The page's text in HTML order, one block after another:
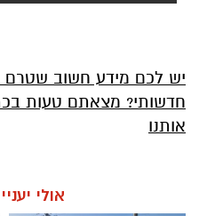
יש לכם מידע חשוב שטרם
חדשותי? מצאתם טעות
אותנו
אולי